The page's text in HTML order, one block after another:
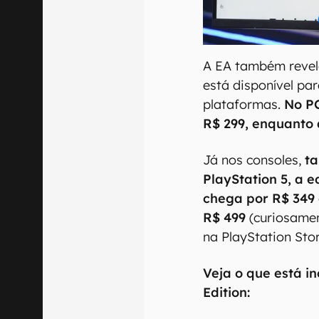
A EA também
está disponível
plataformas. No
R$ 299,
Já nos consoles,
PlayStation 5, a
chega por R$
R$ 499
na PlayStation
Veja o que está
Edition: